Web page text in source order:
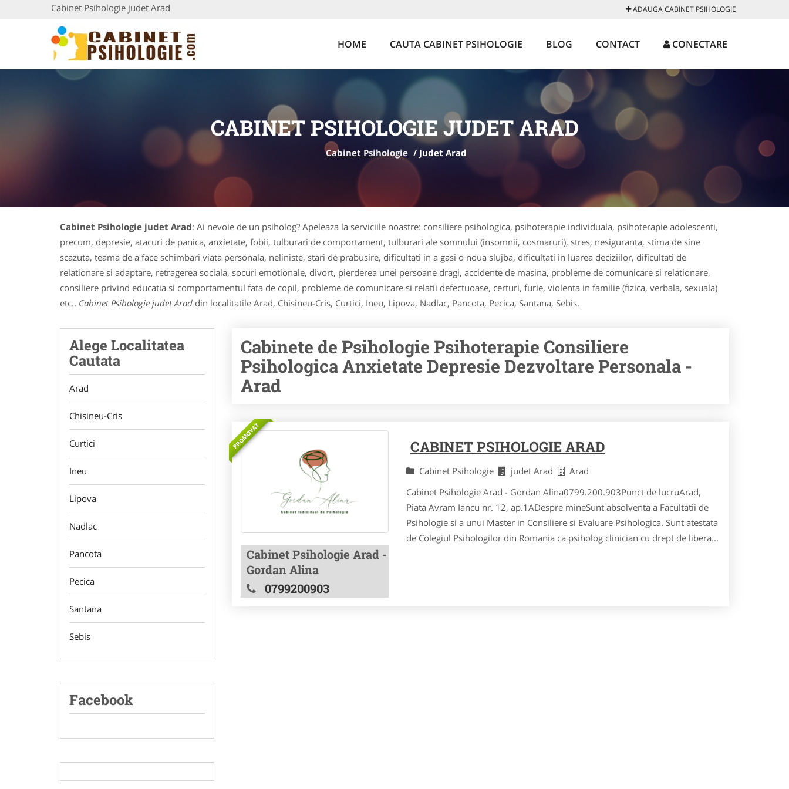
Cabinet Psihologie judet Arad ADAUGA CABINET PSIHOLOGIE
HOME CAUTA CABINET PSIHOLOGIE BLOG CONTACT CONECTARE
CABINET PSIHOLOGIE JUDET ARAD
Cabinet Psihologie / Judet Arad
Cabinet Psihologie judet Arad: Ai nevoie de un psiholog? Apeleaza la serviciile noastre: consiliere psihologica, psihoterapie individuala, psihoterapie adolescenti,
precum, depresie, atacuri de panica, anxietate, fobii, tulburari de comportament, tulburari ale somnului (insomnii, cosmaruri), stres, nesiguranta, stima de sine
scazuta, teama de a face schimbari viata personala, neliniste, stari de prabusire, dificultati in a gasi o noua slujba, dificultati in luarea deciziilor, dificultati de
relationare si adaptare, retragerea sociala, socuri emotionale, divort, pierderea unei persoane dragi, accidente de masina, probleme de comunicare si relationare,
consiliere privind educatia si comportamentul fata de copil, probleme de comunicare si relatii defectuoase, certuri, furie, violenta in familie (fizica, verbala, sexuala)
etc.. Cabinet Psihologie judet Arad din localitatile Arad, Chisineu-Cris, Curtici, Ineu, Lipova, Nadlac, Pancota, Pecica, Santana, Sebis.
Alege Localitatea
Cautata
Arad
Chisineu-Cris
Curtici
Ineu
Lipova
Nadlac
Pancota
Pecica
Santana
Sebis
Facebook
Cabinete de Psihologie Psihoterapie Consiliere
Psihologica Anxietate Depresie Dezvoltare Personala -
Arad
PROMOVAT
Cabinet Psihologie Arad -
Gordan Alina
0799200903
CABINET PSIHOLOGIE ARAD
Cabinet Psihologie judet Arad
Arad
Cabinet Psihologie Arad - Gordan Alina0799.200.903Punct de lucruArad,
Piata Avram Iancu nr. 12, ap.1ADespre mineSunt absolventa a Facultatii de
Psihologie si a unui Master in Consiliere si Evaluare Psihologica. Sunt atestata
de Colegiul Psihologilor din Romania ca psiholog clinician cu drept de libera...